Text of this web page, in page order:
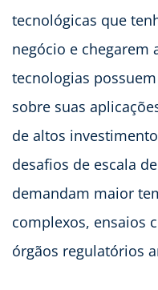
tecnológicas que
negócio e chegarem
tecnologias
sobre suas
de altos
desafios de escala
demandam maior
complexos, ensaios
órgãos regulatórios